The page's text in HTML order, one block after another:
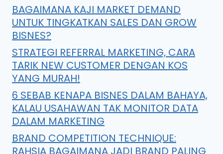
BAGAIMANA KAJI MARKET DEMAND
UNTUK TINGKATKAN SALES DAN GROW
BISNES?
STRATEGI REFERRAL MARKETING, CARA
TARIK NEW CUSTOMER DENGAN KOS
YANG MURAH!
6 SEBAB KENAPA BISNES DALAM BAHAYA,
KALAU USAHAWAN TAK MONITOR DATA
DALAM MARKETING
BRAND COMPETITION TECHNIQUE:
RAHSIA BAGAIMANA JADI BRAND PALING